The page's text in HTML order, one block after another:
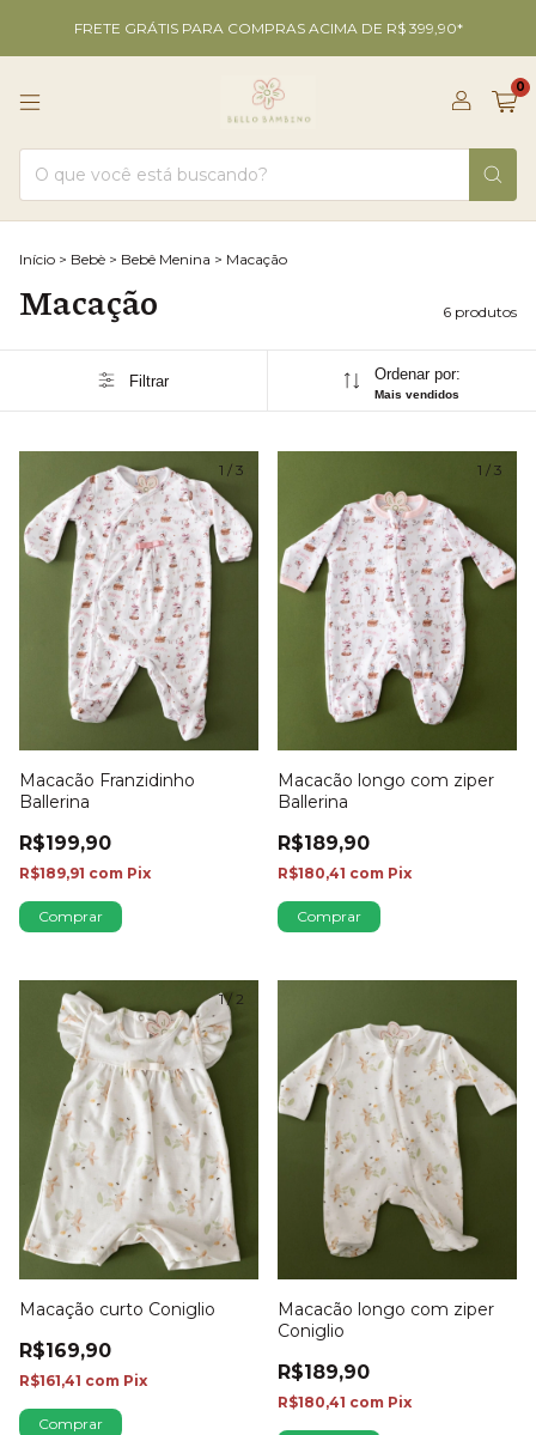
FRETE GRÁTIS PARA COMPRAS ACIMA DE R$ 399,90*
0
Início > Bebè > Bebê Menina > Macação
Macação 6 produtos
Filtrar Ordenar por:
Mais vendidos
1 / 3
Macacão Franzidinho
Ballerina
R$199,90
R$189,91 com Pix
Comprar
1 / 3
Macacão longo com ziper
Ballerina
R$189,90
R$180,41 com Pix
Comprar
1/ 2
Macação curto Coniglio
R$169,90
R$161,41 com Pix
Comprar
Macacão longo com ziper
Coniglio
R$189,90
R$180,41 com Pix